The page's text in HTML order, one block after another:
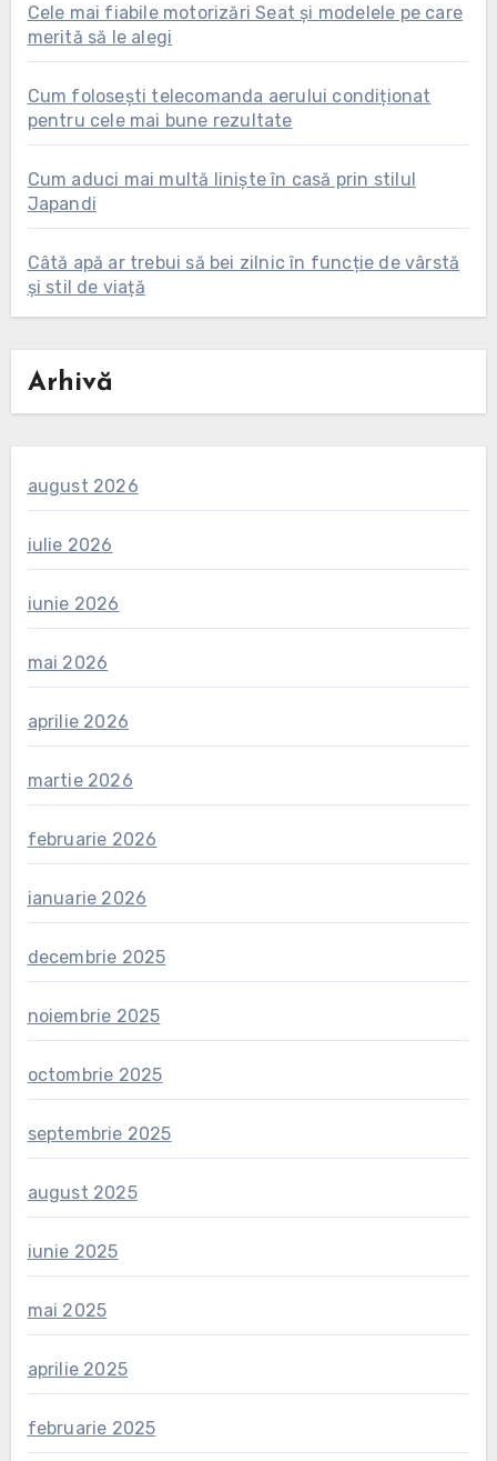
Cele mai fiabile motorizări Seat și modelele pe care
merită să le alegi
Cum folosești telecomanda aerului condiționat
pentru cele mai bune rezultate
Cum aduci mai multă liniște în casă prin stilul
Japandi
Câtă apă ar trebui să bei zilnic în funcție de vârstă
și stil de viață
Arhivă
august 2026
iulie 2026
iunie 2026
mai 2026
aprilie 2026
martie 2026
februarie 2026
ianuarie 2026
decembrie 2025
noiembrie 2025
octombrie 2025
septembrie 2025
august 2025
iunie 2025
mai 2025
aprilie 2025
februarie 2025